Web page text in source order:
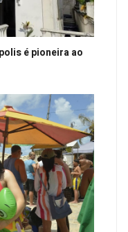
é pioneira ao